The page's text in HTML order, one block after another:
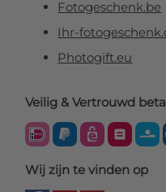
Fotogeschenk.be
Ihr-
Photogift.eu
Veilig & Vertrouwd
Wij zijn te vinden op